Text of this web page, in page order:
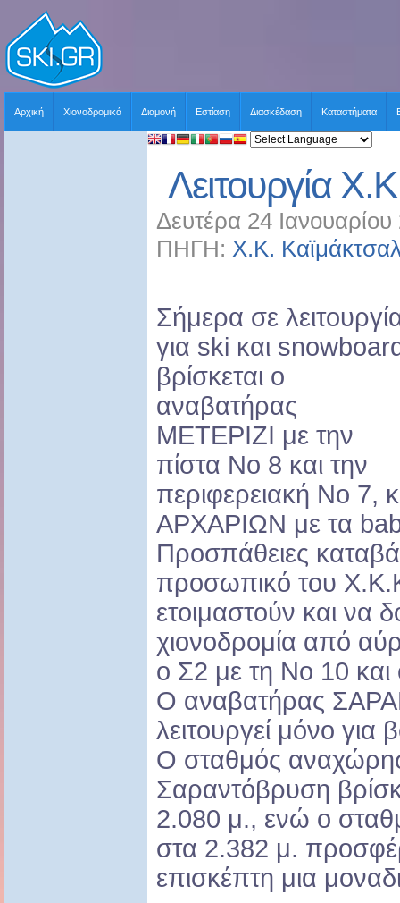
Αρχική Χιονοδρομικά Διαμονή Εστίαση Διασκέδαση Καταστήματα
Λειτουργία
Δευτέρα 24
ΠΗΓΗ: Χ.Κ.
Σήμερα σε
για ski και
βρίσκεται ο
αναβατήρας
ΜΕΤΕΡΙΖΙ με την
πίστα Νο 8 και την
περιφερειακή Νο 7,
ΑΡΧΑΡΙΩΝ με τα
Προσπάθειες
προσωπικό του
ετοιμαστούν και να
χιονοδρομία από
ο Σ2 με τη Νο 10
Ο αναβατήρας
λειτουργεί μόνο για
Ο σταθμός
Σαραντόβρυση
2.080 μ., ενώ ο
στα 2.382 μ.
επισκέπτη μια